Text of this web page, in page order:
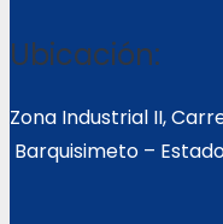
Ubicación:
Zona Industrial II,
Barquisimeto –